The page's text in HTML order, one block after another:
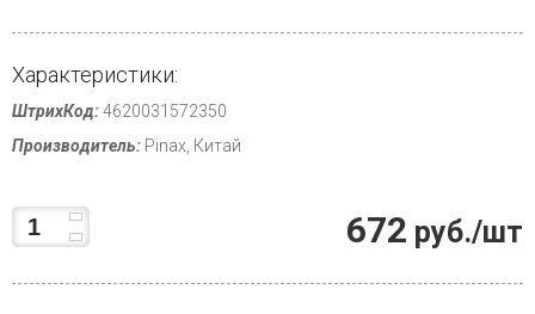
Характеристики:
ШтрихКод:4620031572350
Производитель: Pinax, Китай
672 руб./шт